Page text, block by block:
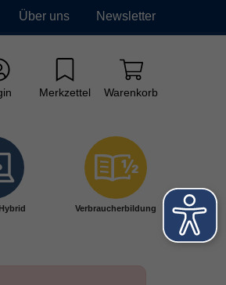
Über uns Newsletter
Merkzettel Warenkorb
Verbraucherbildung